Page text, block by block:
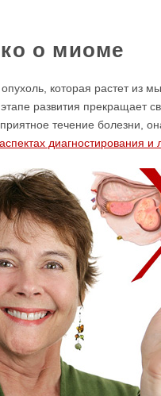
о миоме
которая растет из
развития прекращает
течение болезни,
диагностирования и